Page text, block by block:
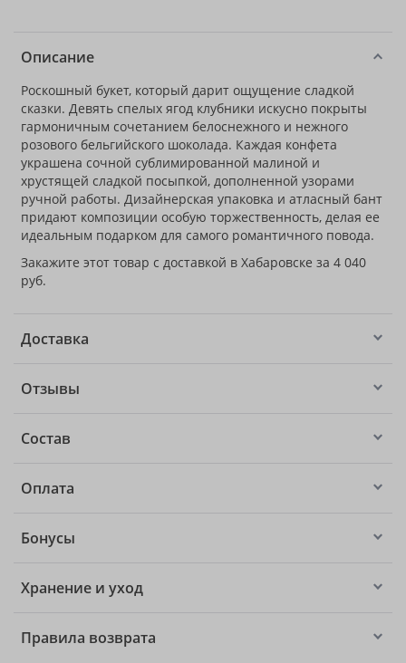
Описание
Роскошный букет, который дарит ощущение сладкой
сказки. Девять спелых ягод клубники искусно покрыты
гармоничным сочетанием белоснежного и нежного
розового бельгийского шоколада. Каждая конфета
украшена сочной сублимированной малиной и
хрустящей сладкой посыпкой, дополненной узорами
ручной работы. Дизайнерская упаковка и атласный бант
придают композиции особую торжественность, делая ее
идеальным подарком для самого романтичного повода.
Закажите этот товар с доставкой в Хабаровске за 4 040
руб.
Доставка
Отзывы
Состав
Оплата
Бонусы
Хранение и уход
Правила возврата